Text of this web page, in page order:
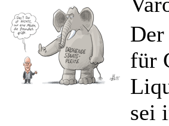
für
sei